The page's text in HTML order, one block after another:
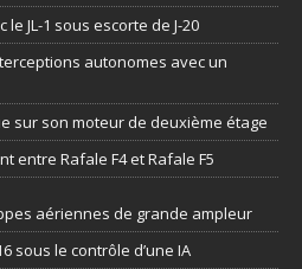
JL-1 sous escorte de J-20
autonomes avec un
sur son moteur de deuxième étage
entre Rafale F4 et Rafale F5
aériennes de grande ampleur
sous le contrôle d’une IA